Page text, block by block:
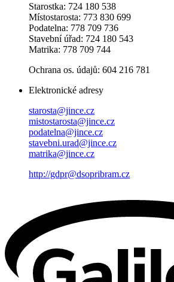
Starostka: 724 180 538
Místostarosta: 773 830 699
Podatelna: 778 709 736
Stavební úřad: 724 180 543
Matrika: 778 709 744
Ochrana os. údajů: 604 216 781
Elektronické adresy
starosta@jince.cz
mistostarosta@jince.cz
podatelna@jince.cz
stavebni.urad@jince.cz
matrika@jince.cz
http://gdpr@dsopribram.cz